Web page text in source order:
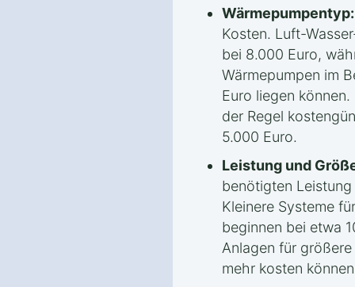
Wärmepumpentyp:
Kosten. Luft-
bei 8.000 Euro,
Wärmepumpen im
Euro liegen
der Regel
5.000 Euro.
Leistung und
benötigten
Kleinere Systeme
beginnen bei etwa
Anlagen für
mehr kosten